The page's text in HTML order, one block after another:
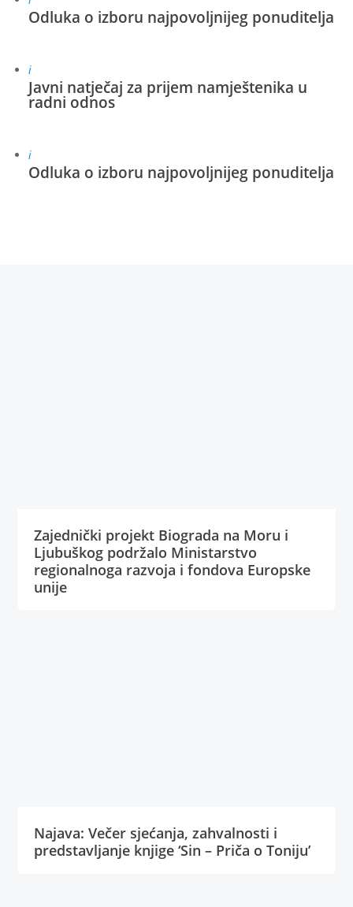
Odluka o izboru najpovoljnijeg ponuditelja
i
Javni natječaj za prijem namještenika u
radni odnos
i
Odluka o izboru najpovoljnijeg ponuditelja
Zajednički projekt Biograda na Moru i
Ljubuškog podržalo Ministarstvo
regionalnoga razvoja i fondova Europske
unije
Najava: Večer sjećanja, zahvalnosti i
predstavljanje knjige ‘Sin – Priča o Toniju’